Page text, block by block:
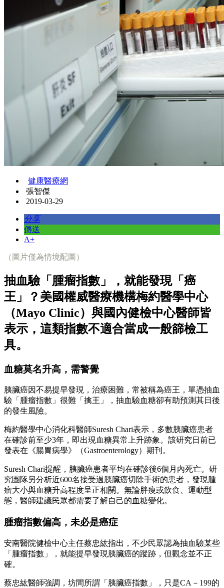
健康醫療網
張智傑
2019-03-29
分享
傳送
A+
（圖片僅為情境配圖）
抽血驗「腫瘤指數」，就能發現「癌
王」？美國權威醫療機構梅約醫學中心
（Mayo Clinic）與國內健檢中心醫師皆
表示，這類指數不適合當成一般篩檢工
具。
血糖莫名升高，需警覺
胰臟癌因不易提早發現，治療困難，常被稱為癌王，單憑抽血
驗「腫瘤指數」很難「擒王」，抽血驗血糖卻有助預測其日後
的發生風險。
梅約醫學中心消化科醫師Suresh Chari表示，多數胰臟癌患者
在確診前至少3年，即出現血糖異常上升跡象。該研究日前已
發表在《腸胃病學》（Gastroenterology）期刊。
Suresh Chari提醒，胰臟癌患者平均在確診後6個月內死亡。研
究團隊另分析近600名接受過胰臟癌切除手術的患者，發現腫
瘤大小與血糖升高程度呈正相關。無論胖瘦或飲食、運動型
態，醫師建議民眾都需要了解自己的血糖變化。
腫瘤指數偏高，未必是癌症
安南醫院健檢中心主任蔡忠紘指出，不少民眾認為抽血驗某些
「腫瘤指數」，就能提早發現胰臟癌的蹤跡，但觀念並不正
確。
蔡忠紘醫師強調，坊間所謂「胰臟癌指數」，只是CA－199的